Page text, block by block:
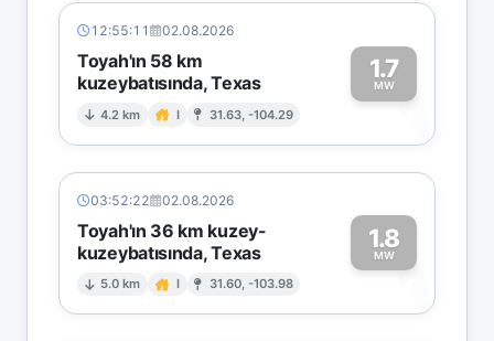
12:55:11 02.08.2026
Toyah'ın 58 km
kuzeybatısında, Texas
4.2 km I 31.63, -104.29
1.7
MW1
03:52:22 02.08.2026
Toyah'ın 36 km kuzey-
kuzeybatısında, Texas
5.0 km I 31.60, -103.98
1.8
MW1